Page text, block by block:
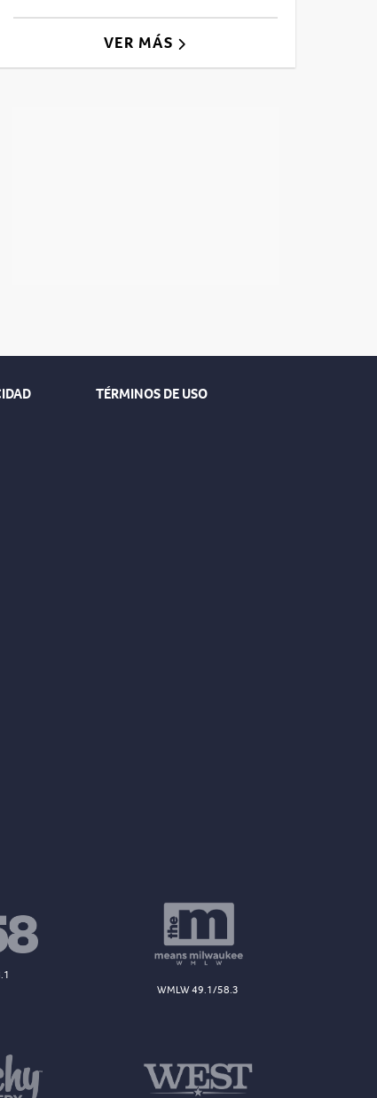
VER MÁS
TÉRMINOS DE USO
WMLW 49.1/58.3